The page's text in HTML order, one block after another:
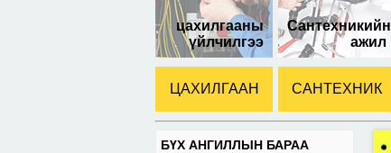
цахилгааны
үйлчилгээ
Сантехникийн
ажил
ЦАХИЛГААН САНТЕХНИК
БҮХ АНГИЛЛЫН БАРАА